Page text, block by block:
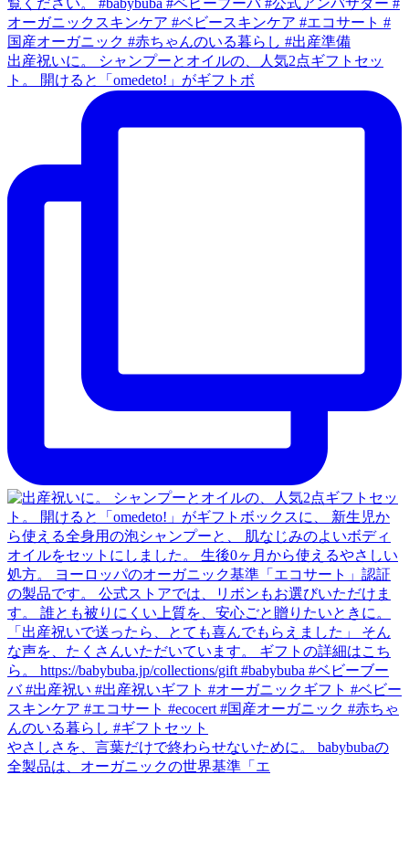
出産祝いに。 シャンプーとオイルの、人気2点ギフトセッ
ト。 開けると「omedeto!」がギフトボ
やさしさを、言葉だけで終わらせないために。 babybubaの
全製品は、オーガニックの世界基準「エ